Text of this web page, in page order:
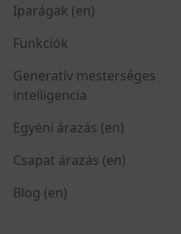
Iparágak (en)
Funkciók
Generatív mesterséges
intelligencia
Egyéni árazás (en)
Csapat árazás (en)
Blog (en)